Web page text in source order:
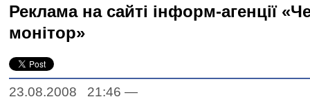
Реклама на сайті інформ-агенції
монітор»
23.08.2008 21:46 —